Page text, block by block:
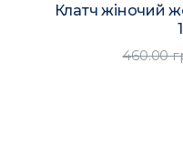
Клатч жіночий
460.00